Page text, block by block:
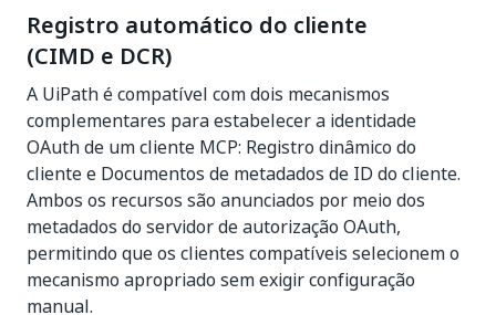
Registro automático do cliente
(CIMD e DCR)
A UiPath é compatível com dois mecanismos
complementares para estabelecer a identidade
OAuth de um cliente MCP: Registro dinâmico do
cliente e Documentos de metadados de ID do cliente.
Ambos os recursos são anunciados por meio dos
metadados do servidor de autorização OAuth,
permitindo que os clientes compatíveis selecionem o
mecanismo apropriado sem exigir configuração
manual.